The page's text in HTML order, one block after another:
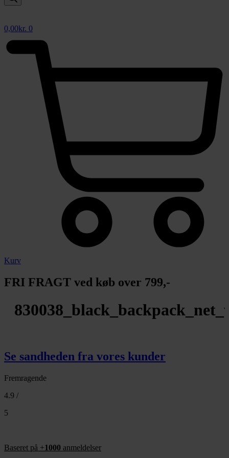
0,00kr. 0
Kurv
FRI FRAGT ved køb over 799,-
Se sandheden fra vores kunder
Fremragende
4.9 /
5
Baseret på +1000 anmeldelser